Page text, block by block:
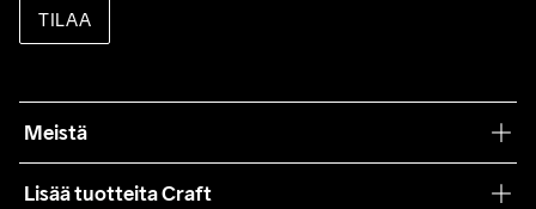
TILAA
Meistä
Lisää tuotteita Craft